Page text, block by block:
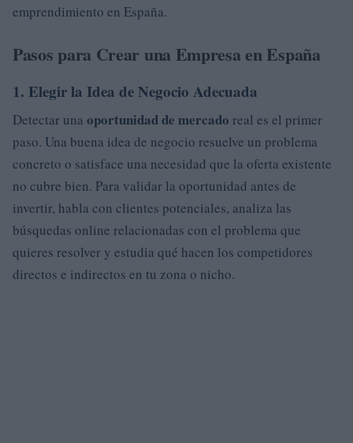
emprendimiento en España.
Pasos para Crear una Empresa en España
1. Elegir la Idea de Negocio Adecuada
Detectar una oportunidad de mercado real es el primer
paso. Una buena idea de negocio resuelve un problema
concreto o satisface una necesidad que la oferta existente
no cubre bien. Para validar la oportunidad antes de
invertir, habla con clientes potenciales, analiza las
búsquedas online relacionadas con el problema que
quieres resolver y estudia qué hacen los competidores
directos e indirectos en tu zona o nicho.